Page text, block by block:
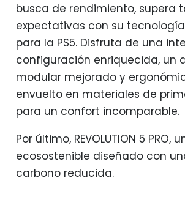
busca de rendimiento, supera
expectativas con su
para la PS5. Disfruta de una
configuración enriquecida, un
modular mejorado y
envuelto en materiales de
para un confort incomparable.
Por último, REVOLUTION 5 PRO,
ecosostenible diseñado con
carbono reducida.